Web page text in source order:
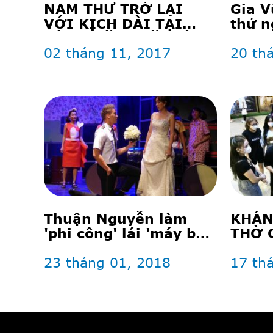
NAM THƯ TRỞ LẠI
VỚI KỊCH DÀI TẠI
TRẺ
02 tháng 11, 2017
Gia
thử
20
Thuận Nguyễn làm
'phi công' lái 'máy bay
23 tháng 01, 2018
THỜ
17